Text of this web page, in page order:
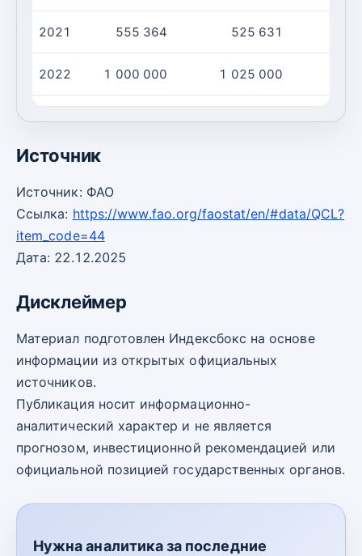
2021 555 364 525 631
2022 1 000 000 1 025 000
Источник
Источник: ФАО
Ссылка: https://www.fao.org/faostat/en/#data/QCL?
item_code=44
Дата: 22.12.2025
Дисклеймер
Материал подготовлен Индексбокс на основе
информации из открытых официальных
источников.
Публикация носит информационно-
аналитический характер и не является
прогнозом, инвестиционной рекомендацией или
официальной позицией государственных органов.
Нужна аналитика за последние